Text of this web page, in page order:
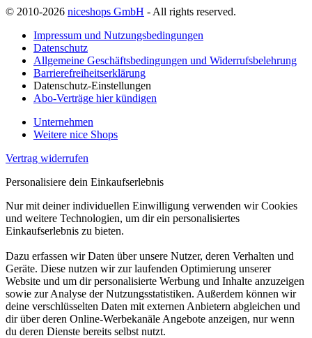
© 2010-2026 niceshops GmbH - All rights reserved.
Impressum und Nutzungsbedingungen
Datenschutz
Allgemeine Geschäftsbedingungen und Widerrufsbelehrung
Barrierefreiheitserklärung
Datenschutz-Einstellungen
Abo-Verträge hier kündigen
Unternehmen
Weitere nice Shops
Vertrag widerrufen
Personalisiere dein Einkaufserlebnis
Nur mit deiner individuellen Einwilligung verwenden wir Cookies
und weitere Technologien, um dir ein personalisiertes
Einkaufserlebnis zu bieten.
Dazu erfassen wir Daten über unsere Nutzer, deren Verhalten und
Geräte. Diese nutzen wir zur laufenden Optimierung unserer
Website und um dir personalisierte Werbung und Inhalte anzuzeigen
sowie zur Analyse der Nutzungsstatistiken. Außerdem können wir
deine verschlüsselten Daten mit externen Anbietern abgleichen und
dir über deren Online-Werbekanäle Angebote anzeigen, nur wenn
du deren Dienste bereits selbst nutzt.